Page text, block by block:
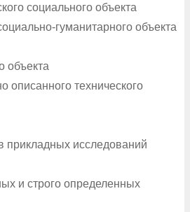
социального объекта
гуманитарного объекта
объекта
описанного технического
исследований
и строго определенных